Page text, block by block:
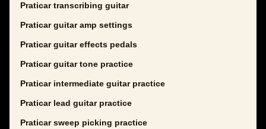
Praticar transcribing guitar
Praticar guitar amp settings
Praticar guitar effects pedals
Praticar guitar tone practice
Praticar intermediate guitar practice
Praticar lead guitar practice
Praticar sweep picking practice